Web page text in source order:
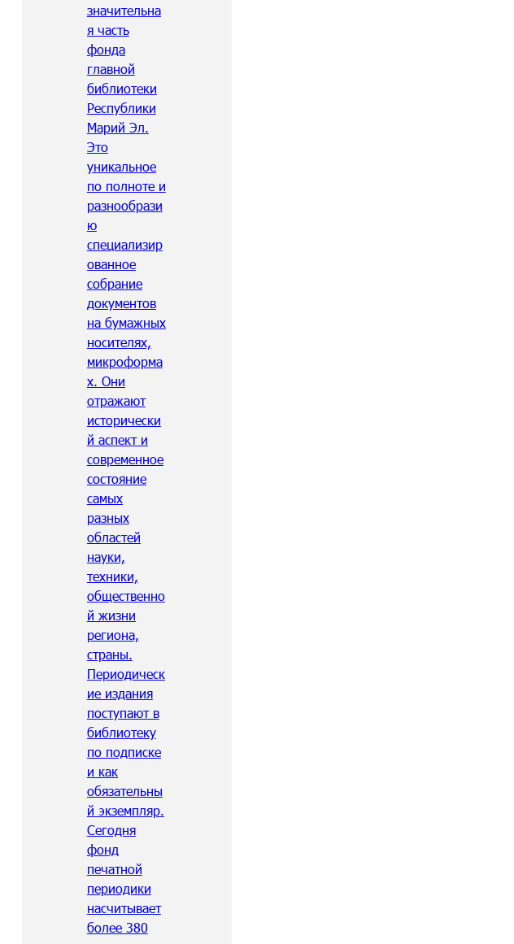
значительна
я часть
фонда
главной
библиотеки
Республики
Марий Эл.
Это
уникальное
по полноте и
разнообрази
ю
специализир
ованное
собрание
документов
на бумажных
носителях,
микроформа
х. Они
отражают
исторически
й аспект и
современное
состояние
самых
разных
областей
науки,
техники,
общественно
й жизни
региона,
страны.
Периодическ
ие издания
поступают в
библиотеку
по подписке
и как
обязательны
й экземпляр.
Сегодня
фонд
печатной
периодики
насчитывает
более 380